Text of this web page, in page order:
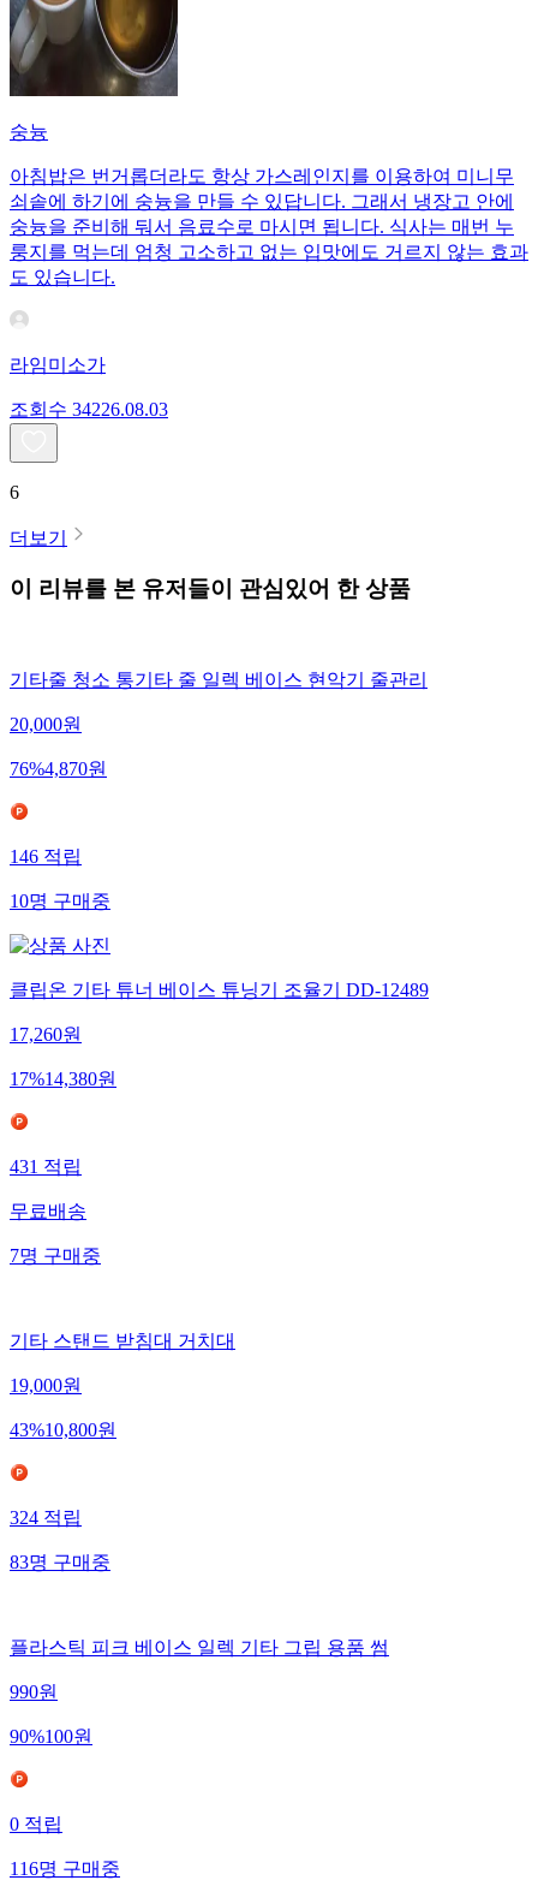
숭늉
아침밥은 번거롭더라도 항상 가스레인지를 이용하여 미니무
쇠솥에 하기에 숭늉을 만들 수 있답니다. 그래서 냉장고 안에
숭늉을 준비해 둬서 음료수로 마시면 됩니다. 식사는 매번 누
룽지를 먹는데 엄청 고소하고 없는 입맛에도 거르지 않는 효과
도 있습니다.
라임미소가
조회수 34226.08.03
6
더보기
이 리뷰를 본 유저들이 관심있어 한 상품
기타줄 청소 통기타 줄 일렉 베이스 현악기 줄관리
20,000원
76%4,870원
146 적립
10명 구매중
클립온 기타 튜너 베이스 튜닝기 조율기 DD-12489
17,260원
17%14,380원
431 적립
무료배송
7명 구매중
기타 스탠드 받침대 거치대
19,000원
43%10,800원
324 적립
83명 구매중
플라스틱 피크 베이스 일렉 기타 그립 용품 썸
990원
90%100원
0 적립
116명 구매중